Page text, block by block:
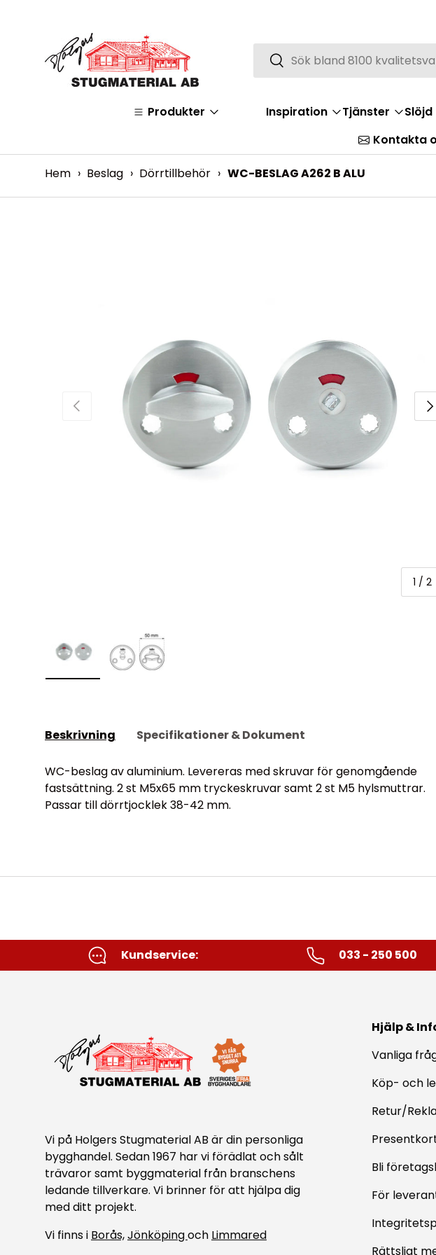
Sök
Produkter Inspiration Tjänster Slöjd
Kontakta
Hem › Beslag › Dörrtillbehör › WC-BESLAG A262 B ALU
Föregående
1 /av
2
Beskrivning Specifikationer & Dokument
WC-beslag av aluminium. Levereras med skruvar för genomgående
fastsättning. 2 st M5x65 mm tryckeskruvar samt 2 st M5 hylsmuttrar.
Passar till dörrtjocklek 38-42 mm.
Kundservice: 033 - 250 500
Vi på Holgers Stugmaterial AB är din personliga
bygghandel. Sedan 1967 har vi förädlat och sålt
trävaror samt byggmaterial från branschens
ledande tillverkare. Vi brinner för att hjälpa dig
med ditt projekt.
Vi finns i Borås,Jönköpingoch Limmared
Hjälp &
Vanliga
Köp- och
Retur/
Bli
För
Rättsligt